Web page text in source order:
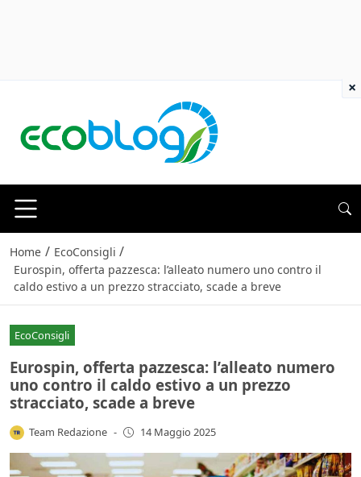
Home / EcoConsigli /
Eurospin, offerta pazzesca: l’alleato numero uno contro il
caldo estivo a un prezzo stracciato, scade a breve
EcoConsigli
Eurospin, offerta pazzesca: l’alleato numero
uno contro il caldo estivo a un prezzo
stracciato, scade a breve
Team Redazione - 14 Maggio 2025
×